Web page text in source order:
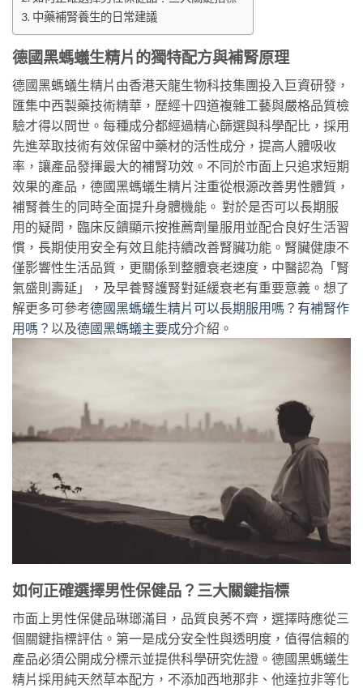
中藥補腎養生的日常建議
德國黑螞蟻生精片的獨特配方與補腎原理
德國黑螞蟻生精片由香港天龍生物科技集團投入巨資研發，
匯集中西製藥技術精華，歷經十四道複雜工藝與嚴格品質檢
驗才得以問世。每種成分都經過精心篩選與科學配比，採用
先進萃取技術有效保留中藥材的活性成分，提高人體吸收
率，讓產品發揮最大的補腎功效。不同於市面上只追求短期
效果的產品，德國黑螞蟻生精片注重從根源改善男性體質，
補腎養生的同時全面提升身體機能。 對於是否可以長期服
用的疑問，臨床反饋顯示按推薦劑量服用並配合良好生活習
慣，長期使用安全有效且能持續改善腎臟功能。腎臟健康不
僅影響性生活品質，更關係到整體衰老速度，中醫認為「腎
氣盛則壽延」，及早養腎護腎對延緩衰老有重要意義。想了
解更多可參考德國黑螞蟻生精片可以長期服用嗎？有補腎作
用嗎？ 以及德國黑螞蟻主要成分介紹。
如何正確選擇男性保健品？三大關鍵指標
市面上男性保健品琳瑯滿目，品質良莠不齊，選擇時應從三
個關鍵指標評估。第一是成分安全性與透明度，值得信賴的
產品必須公開成分標示並提供科學研究佐證。德國黑螞蟻生
精片採用純天然草本配方，不添加西地那非、他達拉非等化